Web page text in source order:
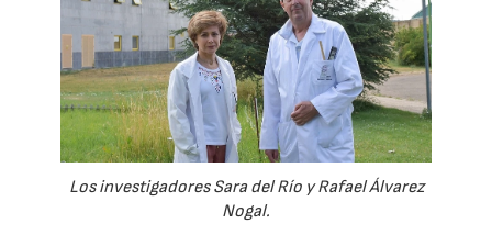
Los investigadores Sara del Río y Rafael Álvarez
Nogal.